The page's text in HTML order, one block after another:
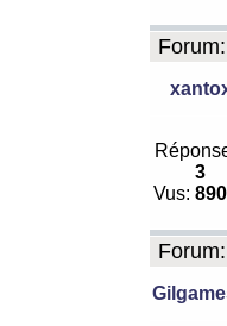
Forum:
3
Vus:
Forum: